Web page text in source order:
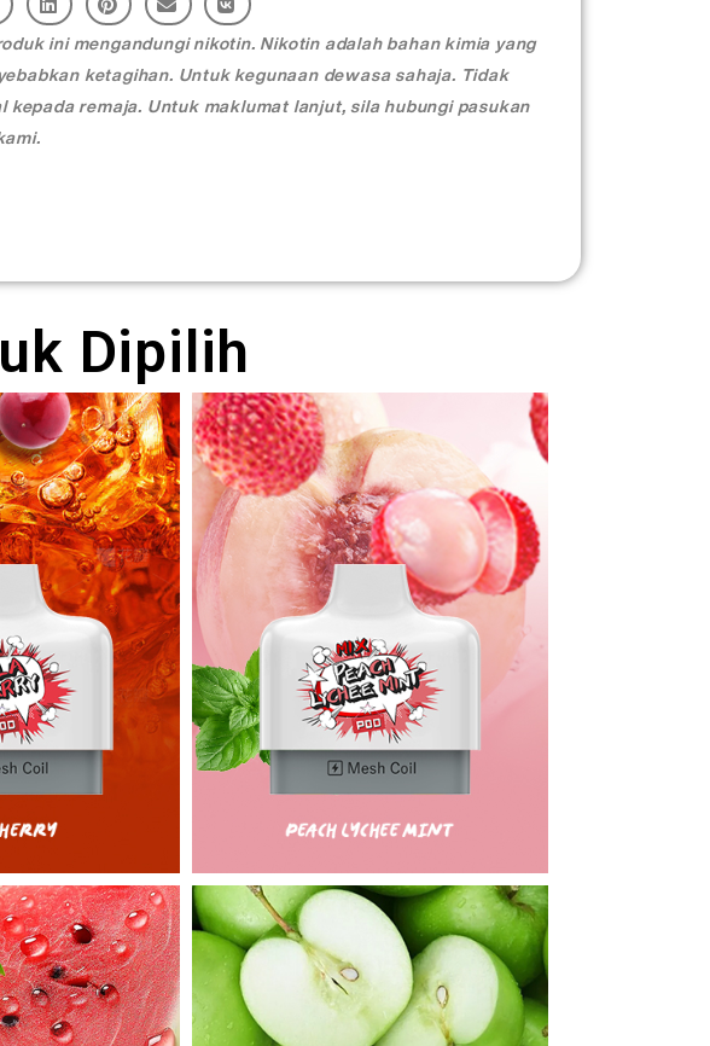
ini mengandungi nikotin. Nikotin adalah bahan kimia yang
ketagihan. Untuk kegunaan dewasa sahaja. Tidak
kepada remaja. Untuk maklumat lanjut, sila hubungi pasukan
Dipilih